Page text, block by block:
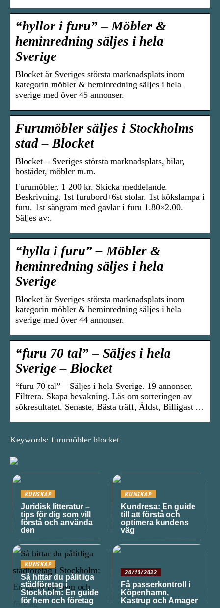
“hyllor i furu” – Möbler &
heminredning säljes i hela
Sverige
Blocket är Sveriges största marknadsplats inom
kategorin möbler & heminredning säljes i hela
sverige med över 45 annonser.
Furumöbler säljes i Stockholms
stad – Blocket
Blocket – Sveriges största marknadsplats, bilar,
bostäder, möbler m.m.
Furumöbler. 1 200 kr. Skicka meddelande.
Beskrivning. 1st furubord+6st stolar. 1st kökslampa i
furu. 1st sängram med gavlar i furu 1.80×2.00.
Säljes av:.
“hylla i furu” – Möbler &
heminredning säljes i hela
Sverige
Blocket är Sveriges största marknadsplats inom
kategorin möbler & heminredning säljes i hela
sverige med över 44 annonser.
“furu 70 tal” – Säljes i hela
Sverige – Blocket
“furu 70 tal” – Säljes i hela Sverige. 19 annonser.
Filtrera. Skapa bevakning. Läs om sorteringen av
sökresultatet. Senaste, Bästa träff, Äldst, Billigast …
Keywords: furumöbler blocket
KUNSKAP
Juridisk litteratur –
tips för dig som vill
förstå och använda
den
KUNSKAP
Kundresa: En guide
till att förstå och
optimera kundens
väg
KUNSKAP
Så hittar du pålitliga
städföretag i
Stockholm: En guide
för hem och företag
20/10/2022
Få passerkontroll i
Köpenhamn,
Kastrup och Amager